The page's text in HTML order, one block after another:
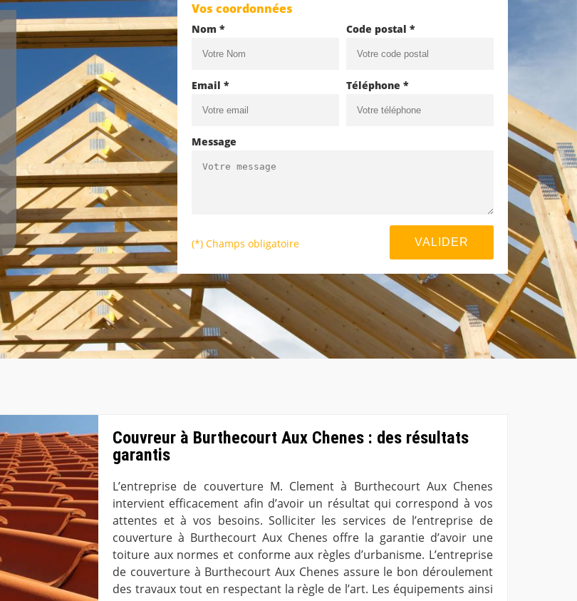
Vos coordonnées
Nom * Code postal *
Email * Téléphone *
Message
(*) Champs obligatoire
Couvreur à Burthecourt Aux Chenes : des résultats
garantis
L’entreprise de couverture M. Clement à Burthecourt Aux Chenes
intervient efficacement afin d’avoir un résultat qui correspond à vos
attentes et à vos besoins. Solliciter les services de l’entreprise de
couverture à Burthecourt Aux Chenes offre la garantie d’avoir une
toiture aux normes et conforme aux règles d’urbanisme. L’entreprise
de couverture à Burthecourt Aux Chenes assure le bon déroulement
des travaux tout en respectant la règle de l’art. Les équipements ainsi